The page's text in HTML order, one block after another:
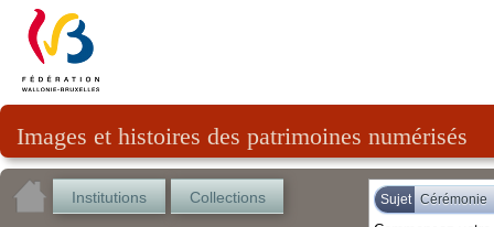
Images et histoires des patrimoines numérisés
Institutions Collections Sujet Cérémonie